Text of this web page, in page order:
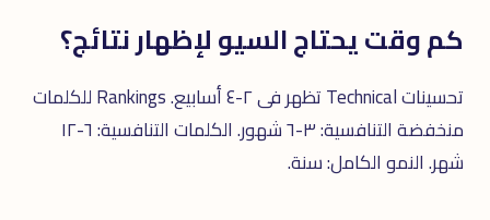
كم وقت يحتاج السيو لإظهار نتائج؟
تحسينات Technical تظهر فى ٢-٤ أسابيع. Rankings للكلمات
منخفضة التنافسية: ٣-٦ شهور. الكلمات التنافسية: ٦-١٢
شهر. النمو الكامل: سنة.